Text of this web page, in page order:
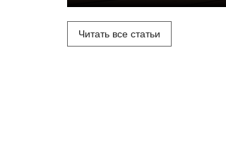
Читать все статьи